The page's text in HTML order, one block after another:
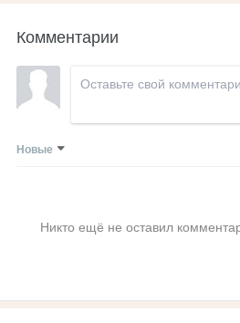
Комментарии
Новые
Никто ещё не оставил